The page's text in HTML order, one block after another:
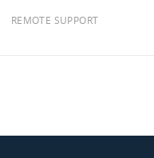
REMOTE SUPPORT